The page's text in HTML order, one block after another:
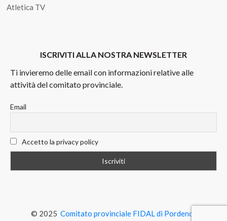
Atletica TV
ISCRIVITI ALLA NOSTRA NEWSLETTER
Ti invieremo delle email con informazioni relative alle
attività del comitato provinciale.
Email
Accetto la privacy policy
© 2025 Comitato provinciale FIDAL di Pordenone